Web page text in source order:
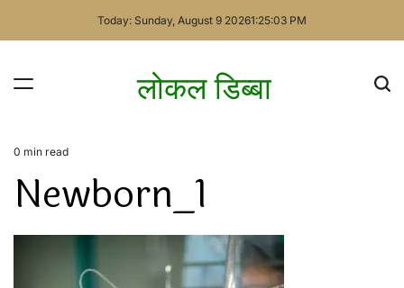
Today: Sunday, August 9 20261:25:03 PM
लोकल डिब्बा
Estimated
time
0 min read
Newborn_1